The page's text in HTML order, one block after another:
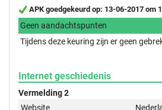
APK goedgekeurd op: 13-06-2017 om
Geen aandachtspunten
Tijdens deze keuring zijn er geen
Internet geschiedenis
Vermelding 2
Website